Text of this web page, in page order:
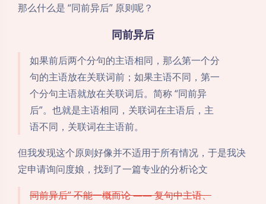
那么什么是 “同前异后” 原则呢？
同前异后
如果前后两个分句的主语相同，那么第一个分
句的主语放在关联词前；如果主语不同，第一
个分句主语就放在关联词后。简称 “同前异
后”。也就是主语相同，关联词在主语后，主
语不同，关联词在主语前。
但我发现这个原则好像并不适用于所有情况，于是我决
定申请询问度娘，找到了一篇专业的分析论文
同前异后” 不能一概而论 —— 复句中主语、